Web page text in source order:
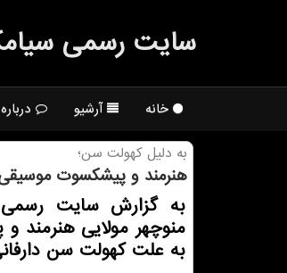
سایت رسمی
خانه آرشیو
به دلیل كهولت سن؛
هنرمند و پیشكسوت
به گزارش سایت رسمی
منوچهر مولایی هنرمند
به علت کهولت سن